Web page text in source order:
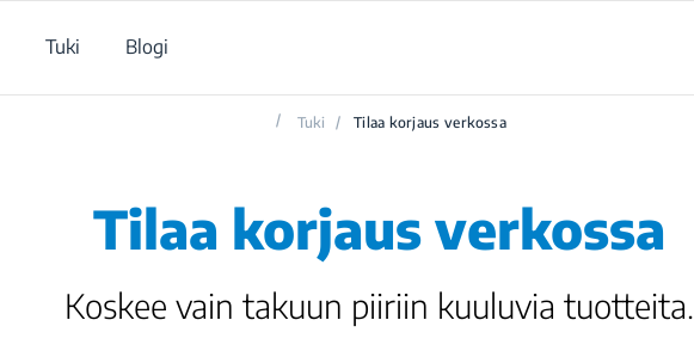
Tuki Blogi
/ Tuki / Tilaa korjaus verkossa
Tilaa korjaus verkossa
Koskee vain takuun piiriin kuuluvia tuotteita.